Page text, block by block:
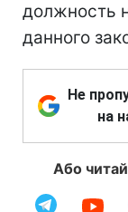
должность
данного
Не
на
Або